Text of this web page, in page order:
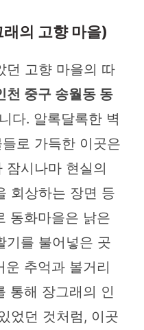
의 고향 마을)
던 고향 마을의 따
천 중구 송월동 동
다. 알록달록한 벽
로 가득한 이곳은
잠시나마 현실의
회상하는 장면 등
동화마을은 낡은
기를 불어넣은 곳
운 추억과 볼거리
통해 장그래의 인
었던 것처럼, 이곳